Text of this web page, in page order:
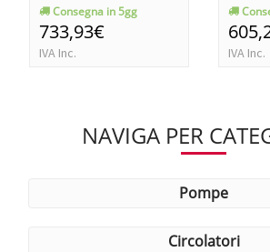
Consegna in 5gg
733,93€
IVA Inc. IVA Inc.
NAVIGA PER
pompe
circolatori